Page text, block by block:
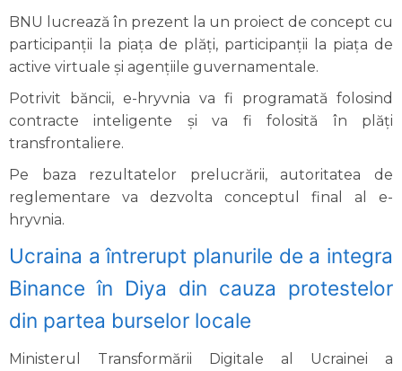
BNU lucrează în prezent la un proiect de concept cu
participanții la piața de plăți, participanții la piața de
active virtuale și agențiile guvernamentale.
Potrivit băncii, e-hryvnia va fi programată folosind
contracte inteligente și va fi folosită în plăți
transfrontaliere.
Pe baza rezultatelor prelucrării, autoritatea de
reglementare va dezvolta conceptul final al e-
hryvnia.
Ucraina a întrerupt planurile de a integra
Binance în Diya din cauza protestelor
din partea burselor locale
Ministerul Transformării Digitale al Ucrainei a